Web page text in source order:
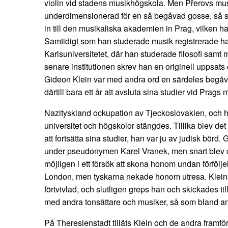
violin vid stadens musikhögskola. Men Přerovs
underdimensionerad för en så begåvad gosse, så
in till den musikaliska akademien in Prag, vilken
Samtidigt som han studerade musik registrerade
Karlsuniversitetet, där han studerade filosofi samt
senare institutionen skrev han en originell uppsats
Gideon Klein var med andra ord en särdeles
därtill bara ett år att avsluta sina studier vid Prags
Nazityskland ockupation av Tjeckoslovakien, och
universitet och högskolor stängdes. Tillika blev
att fortsätta sina studier, han var ju av judisk börd.
under pseudonymen Karel Vranek, men snart
möjligen i ett försök att skona honom undan
London, men tyskarna nekade honom utresa.
förtvivlad, och slutligen greps han och skickades
med andra tonsättare och musiker, så som bland
På Theresienstadt tilläts Klein och de andra